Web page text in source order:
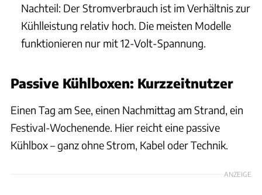
Nachteil: Der Stromverbrauch ist im Verhältnis zur
Kühlleistung relativ hoch. Die meisten Modelle
funktionieren nur mit 12-Volt-Spannung.
Passive Kühlboxen: Kurzzeitnutzer
Einen Tag am See, einen Nachmittag am Strand, ein
Festival-Wochenende. Hier reicht eine passive
Kühlbox – ganz ohne Strom, Kabel oder Technik.
ANZEIGE